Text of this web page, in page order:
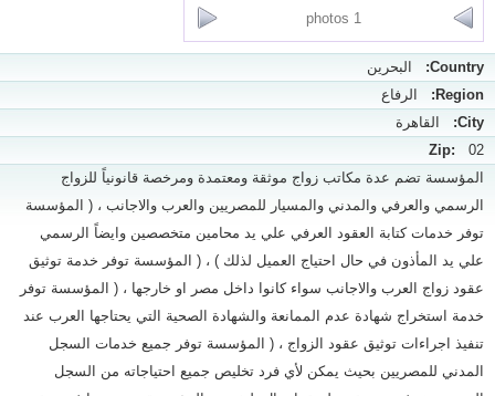
1 photos
Country:
البحرين
Region:
الرفاع
City:
القاهرة
Zip: 02
المؤسسة تضم عدة مكاتب زواج موثقة ومعتمدة ومرخصة قانونياً للزواج
الرسمي والعرفي والمدني والمسيار للمصريين والعرب والاجانب ، ( المؤسسة
توفر خدمات كتابة العقود العرفي علي يد محامين متخصصين وايضاً الرسمي
علي يد المأذون في حال احتياج العميل لذلك ) ، ( المؤسسة توفر خدمة توثيق
عقود زواج العرب والاجانب سواء كانوا داخل مصر او خارجها ، ( المؤسسة توفر
خدمة استخراج شهادة عدم الممانعة والشهادة الصحية التي يحتاجها العرب عند
تنفيذ اجراءات توثيق عقود الزواج ، ( المؤسسة توفر جميع خدمات السجل
المدني للمصريين بحيث يمكن لأي فرد تخليص جميع احتياجاته من السجل